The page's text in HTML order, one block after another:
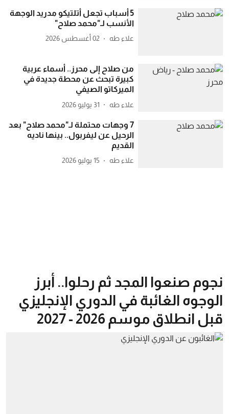
5 أسباب تجعل أتلتيكو مدريد الوجهة
الأنسب لـ"محمد صلاح"
علاء طه 02 أغسطس 2026
من صلاح إلى محرز.. أسماء عربية
كبيرة تبحث عن محطة جديدة في
الميركاتو الصيفي
علاء طه 31 يوليو 2026
7 وجهات محتملة لـ"محمد صلاح" بعد
الرحيل عن ليفربول.. بينها ناديه
القديم
علاء طه 15 يوليو 2026
نجوم صنعوا المجد ثم رحلوا.. أبرز
الوجوه الغائبة في الدوري الإنجليزي
قبل انطلاق موسم 2026 - 2027